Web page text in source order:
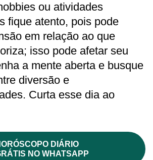
ou atividades
fique atento, pois pode
em relação ao que
isso pode afetar seu
a mente aberta e busque
diversão e
Curta esse dia ao
DIÁRIO
NO WHATSAPP